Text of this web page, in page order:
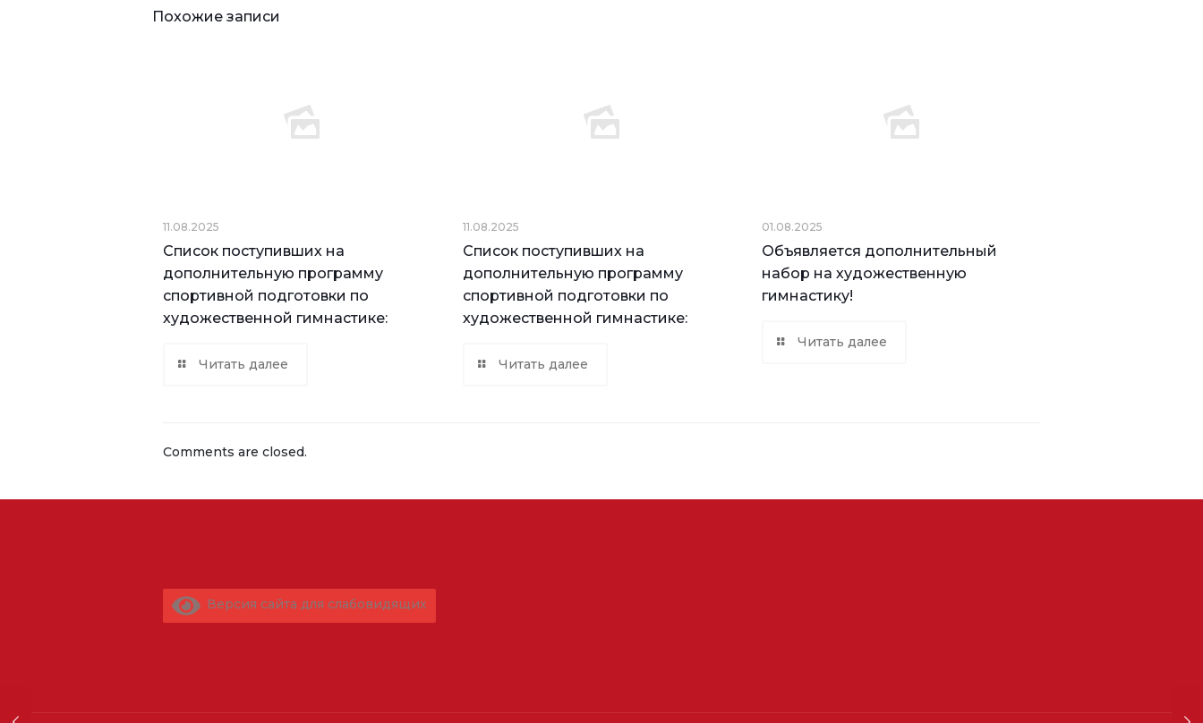
Похожие записи
11.08.2025
Список поступивших на
дополнительную программу
спортивной подготовки по
художественной гимнастике:
Читать далее
11.08.2025
Список поступивших на
дополнительную программу
спортивной подготовки по
художественной гимнастике:
Читать далее
01.08.2025
Объявляется дополнительный
набор на художественную
гимнастику!
Читать далее
Comments are closed.
Версия сайта для слабовидящих